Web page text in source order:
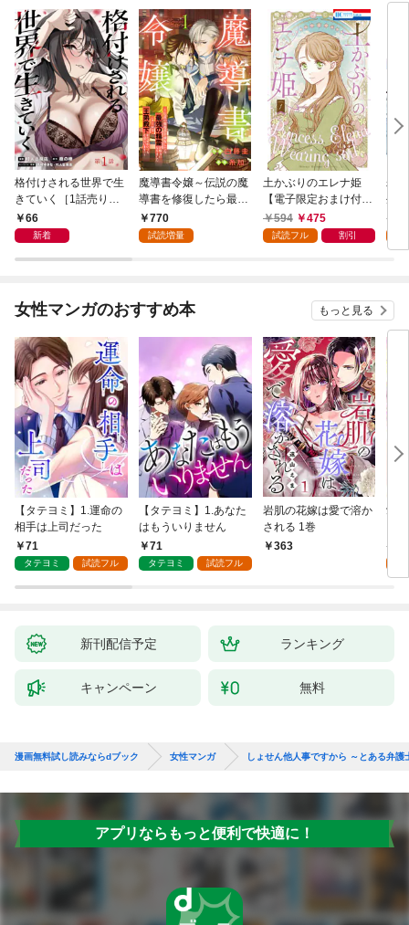
格付けされる世界で生
きていく［1話売り］
第1話
66
新着
魔導書令嬢～伝説の魔
導書を修復したら最強
の精霊が味方になりま
した（クールな王弟殿
770
試読増量
土かぶりのエレナ姫
【電子限定おまけ付
き】 1巻
594 475
試読フル 割引
寿
生
女性マンガのおすすめ本 もっと見る
【タテヨミ】1.運命の
相手は上司だった
71
タテヨミ 試読フル
【タテヨミ】1.あなた
はもういりません
71
タテヨミ 試読フル
岩肌の花嫁は愛で溶か
される 1巻
363
愛
新刊配信予定 ランキング
キャンペーン 無料
漫画無料試し読みならdブック 女性マンガ しょせん他人事ですから ～とある弁護
アプリならもっと便利で快適に！